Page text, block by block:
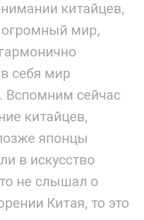
китайцев,
огромный мир,
себя мир
Вспомним сейчас
китайцев,
японцы
в искусство
не слышал о
Китая, то это